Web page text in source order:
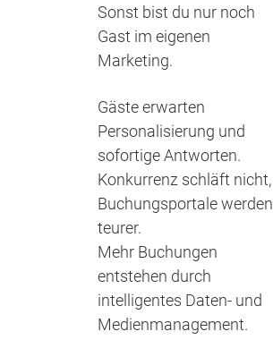
Sonst bist du nur noch
Gast im eigenen
Marketing.
Gäste erwarten
Personalisierung und
sofortige Antworten.
Konkurrenz schläft nicht,
Buchungsportale werden
teurer.
Mehr Buchungen
entstehen durch
intelligentes Daten- und
Medienmanagement.